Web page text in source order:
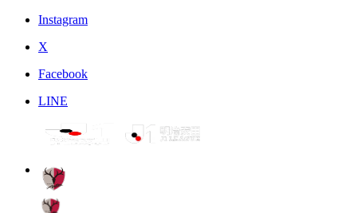
Instagram
X
Facebook
LINE